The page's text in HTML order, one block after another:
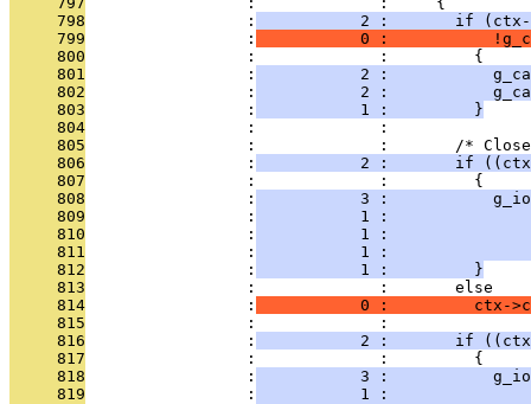
     798
                 :
2 :       if
     799
                 :
0 :
     800
                 :             :         {
     801
                 :
2 :
     802
                 :
2 :
     803
                 :
           1 :         }
     804
                 :             :
     805
:             :       /*
     806
                 :
2 :       if
     807
                 :             :         {
     808
                 :
3 :
     809
                 :
1 :
     810
                 :
1 :
     811
                 :
1 :
     812
                 :
           1 :         }
     813
                 :             :       else
     814
                 :
0 :         ctx-
     815
                 :             :
     816
                 :
2 :       if
     817
                 :             :         {
     818
                 :
3 :
     819
                 :
1 :